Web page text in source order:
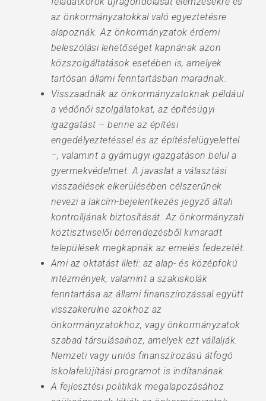
az önkormányzatokkal való egyeztetésre
alapoznák. Az önkormányzatok érdemi
beleszólási lehetőséget kapnának azon
közszolgáltatások esetében is, amelyek
tartósan állami fenntartásban maradnak.
Visszaadnák az önkormányzatoknak például
a védőnői szolgálatokat, az építésügyi
igazgatást – benne az építési
engedélyeztetéssel és az építésfelügyelettel
–, valamint a gyámügyi igazgatáson belül a
gyermekvédelmet. A javaslat a választási
visszaélések elkerülésében célszerűnek
nevezi a lakcím-bejelentkezés jegyző általi
kontrolljának biztosítását. Az önkormányzati
köztisztviselői bérrendezésből kimaradt
települések megkapnák az emelés fedezetét.
Ami az oktatást illeti: az alap- és középfokú
intézmények, valamint a szakiskolák
fenntartása az állami finanszírozással együtt
visszakerülne azokhoz az
önkormányzatokhoz, vagy önkormányzatok
szabad társulásaihoz, amelyek ezt vállalják.
Nemzeti vagy uniós finanszírozású átfogó
iskolafelújítási programot is indítanának.
A fejlesztési politikák megalapozásához